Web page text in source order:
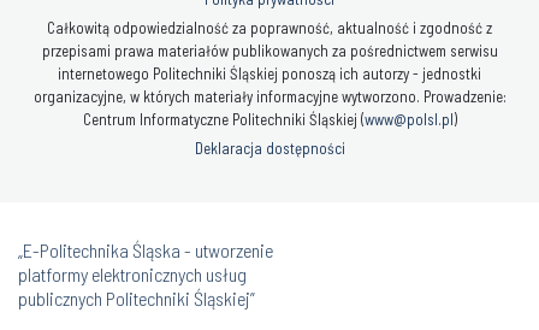
Całkowitą odpowiedzialność za poprawność, aktualność i zgodność z
przepisami prawa materiałów publikowanych za pośrednictwem serwisu
internetowego Politechniki Śląskiej ponoszą ich autorzy - jednostki
organizacyjne, w których materiały informacyjne wytworzono. Prowadzenie:
Centrum Informatyczne Politechniki Śląskiej (www@polsl.pl)
Deklaracja dostępności
„E-Politechnika Śląska - utworzenie
platformy elektronicznych usług
publicznych Politechniki Śląskiej”